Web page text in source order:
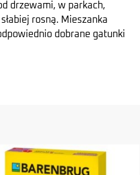
drzewami, w parkach,
rosną. Mieszanka
dobrane gatunki